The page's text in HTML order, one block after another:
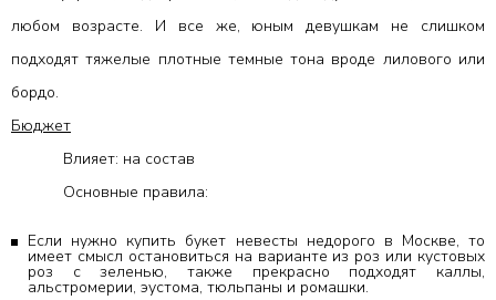
любом возрасте. И все же, юным девушкам не слишком
подходят тяжелые плотные темные тона вроде лилового или
бордо.
Бюджет
Влияет: на состав
Основные правила:
Если нужно купить букет невесты недорого в Москве, то
имеет смысл остановиться на варианте из роз или кустовых
роз с зеленью, также прекрасно подходят каллы,
альстромерии, эустома, тюльпаны и ромашки.